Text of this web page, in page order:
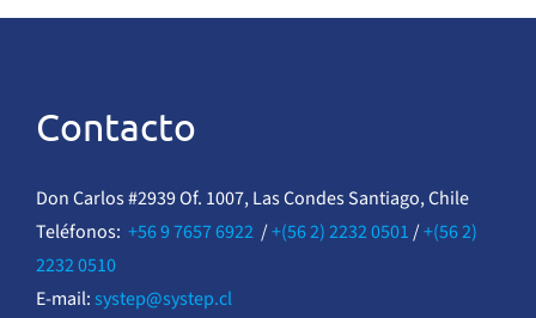
Contacto
Don Carlos #2939 Of. 1007, Las Condes Santiago, Chile
Teléfonos: +56 9 7657 6922/+(56 2) 2232 0501/+(56 2)
2232 0510
E-mail: systep@systep.cl